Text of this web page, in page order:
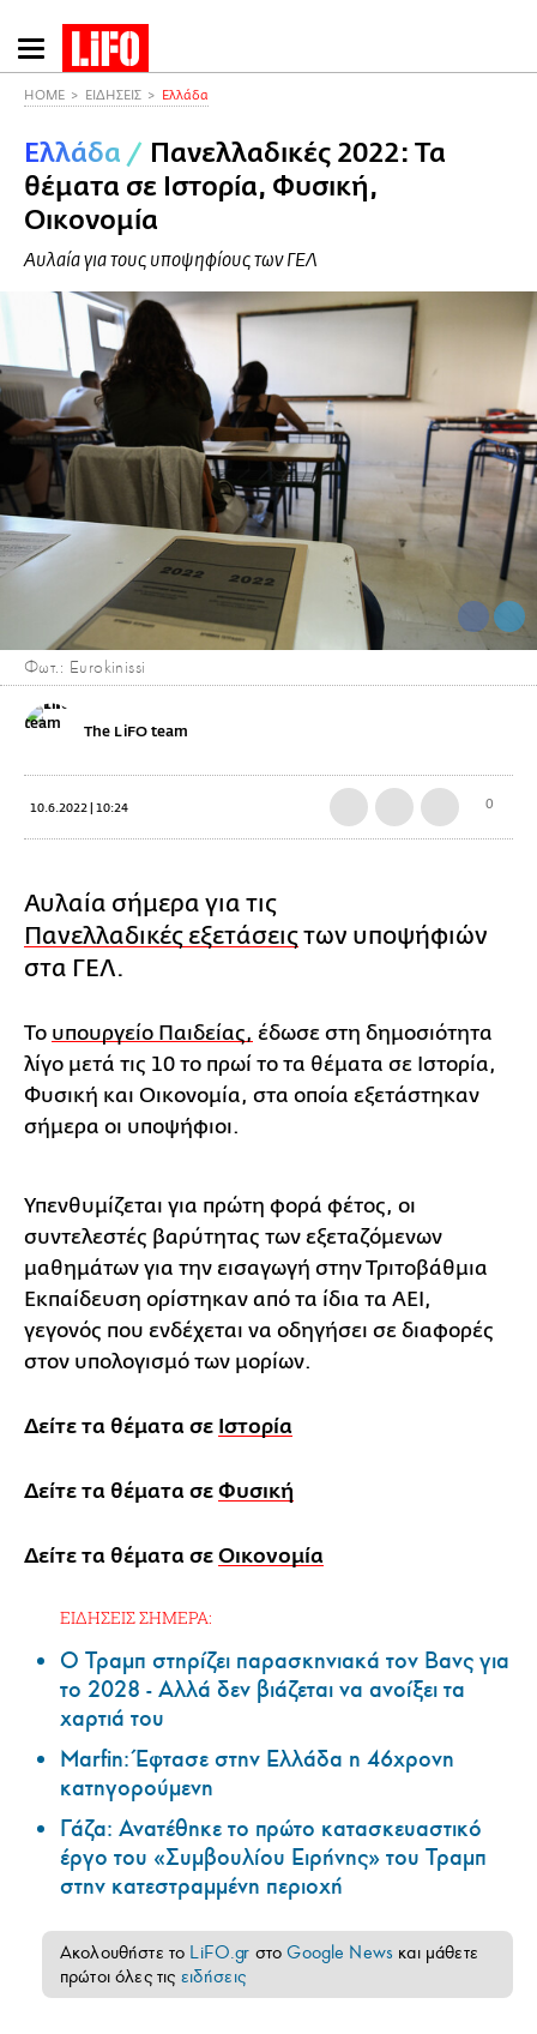
Παράκαμψη
προς
περιεχόμενο
HOME ΕΙΔΗΣΕΙΣ Ελλάδα
Ελλάδα / Πανελλαδικές 2022: Τα
θέματα σε Ιστορία, Φυσική,
Οικονομία
Αυλαία για τους υποψηφίους των ΓΕΛ
Φωτ.: Eurokinissi
The LiFO team
10.6.2022 | 10:24 0
Αυλαία σήμερα για τις
Πανελλαδικές εξετάσειςτων υποψήφιών
στα ΓΕΛ.
Το υπουργείο Παιδείας, έδωσε στη δημοσιότητα
λίγο μετά τις 10 το πρωί το τα θέματα σε Ιστορία,
Φυσική και Οικονομία, στα οποία εξετάστηκαν
σήμερα οι υποψήφιοι.
Υπενθυμίζεται για πρώτη φορά φέτος, οι
συντελεστές βαρύτητας των εξεταζόμενων
μαθημάτων για την εισαγωγή στην Τριτοβάθμια
Εκπαίδευση ορίστηκαν από τα ίδια τα ΑΕΙ,
γεγονός που ενδέχεται να οδηγήσει σε διαφορές
στον υπολογισμό των μορίων.
Δείτε τα θέματα σε Ιστορία
Δείτε τα θέματα σε Φυσική
Δείτε τα θέματα σε Οικονομία
ΕΙΔΗΣΕΙΣ ΣΗΜΕΡΑ:
Ο Τραμπ στηρίζει παρασκηνιακά τον Βανς για
το 2028 - Αλλά δεν βιάζεται να ανοίξει τα
χαρτιά του
Marfin: Έφτασε στην Ελλάδα η 46χρονη
κατηγορούμενη
Γάζα: Ανατέθηκε το πρώτο κατασκευαστικό
έργο του «Συμβουλίου Ειρήνης» του Τραμπ
στην κατεστραμμένη περιοχή
Ακολουθήστε το LiFO.gr στοGoogle News και μάθετε
πρώτοι όλες τις ειδήσεις